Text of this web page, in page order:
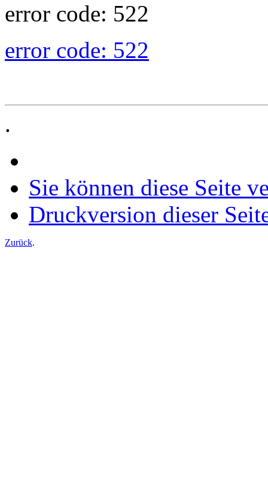
error code: 522
error code: 522
.
Sie können diese Seite
Druckversion dieser
Zurück.